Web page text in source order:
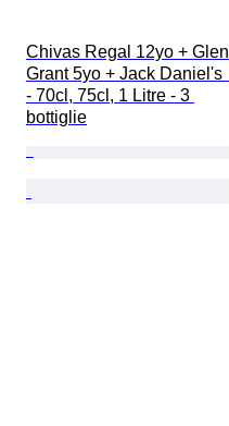
Chivas Regal 12yo + Glen
Grant 5yo + Jack Daniel's
- 70cl, 75cl, 1 Litre - 3
bottiglie